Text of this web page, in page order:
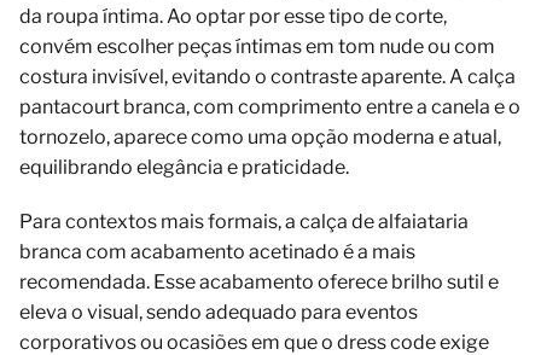
da roupa íntima. Ao optar por esse tipo de corte,
convém escolher peças íntimas em tom nude ou com
costura invisível, evitando o contraste aparente. A calça
pantacourt branca, com comprimento entre a canela e o
tornozelo, aparece como uma opção moderna e atual,
equilibrando elegância e praticidade.
Para contextos mais formais, a calça de alfaiataria
branca com acabamento acetinado é a mais
recomendada. Esse acabamento oferece brilho sutil e
eleva o visual, sendo adequado para eventos
corporativos ou ocasiões em que o dress code exige